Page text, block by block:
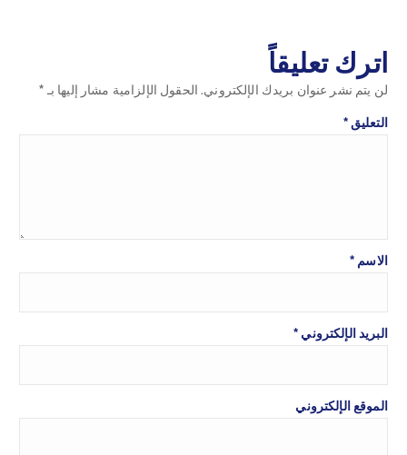
اترك تعليقاً
لن يتم نشر عنوان بريدك الإلكتروني.الحقول الإلزامية مشار إليها بـ*
التعليق*
الاسم*
البريد الإلكتروني*
الموقع الإلكتروني